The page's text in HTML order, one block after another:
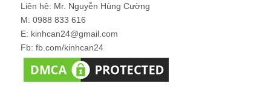
Liên hệ: Mr. Nguyễn Hùng Cường
M: 0988 833 616
E: kinhcan24@gmail.com
Fb: fb.com/kinhcan24